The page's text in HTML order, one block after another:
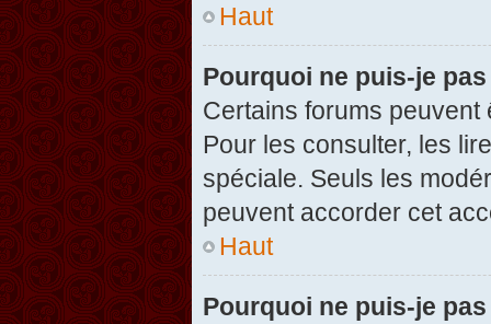
Haut
Pourquoi ne puis-je
Certains forums
Pour les consulter, les
spéciale. Seuls les
peuvent accorder cet
Haut
Pourquoi ne puis-je